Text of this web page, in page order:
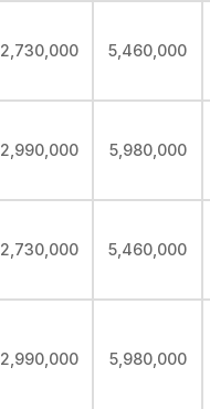
2,730,000 5,460,000
2,990,000 5,980,000
2,730,000 5,460,000
2,990,000 5,980,000